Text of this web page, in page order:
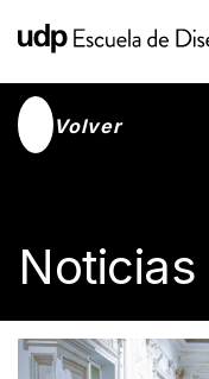
Noticias
Volver